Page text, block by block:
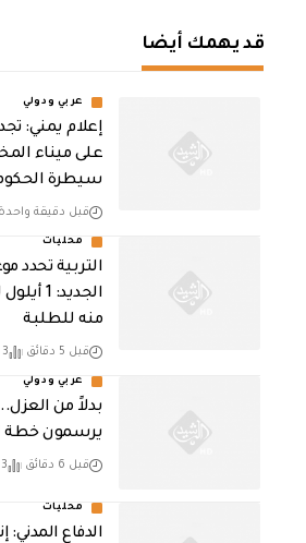
قد يهمك أيضا
عربي ودولي
إعلام يمني:
على ميناء
سيطرة
قبل دقيقة واحدة
محليات
التربية تحدد
منه للطلبة
قبل 5 دقائق 3 مشاهدات
عربي ودولي
بدلاً من
يرسمون خطة
قبل 6 دقائق 3 مشاهدات
محليات